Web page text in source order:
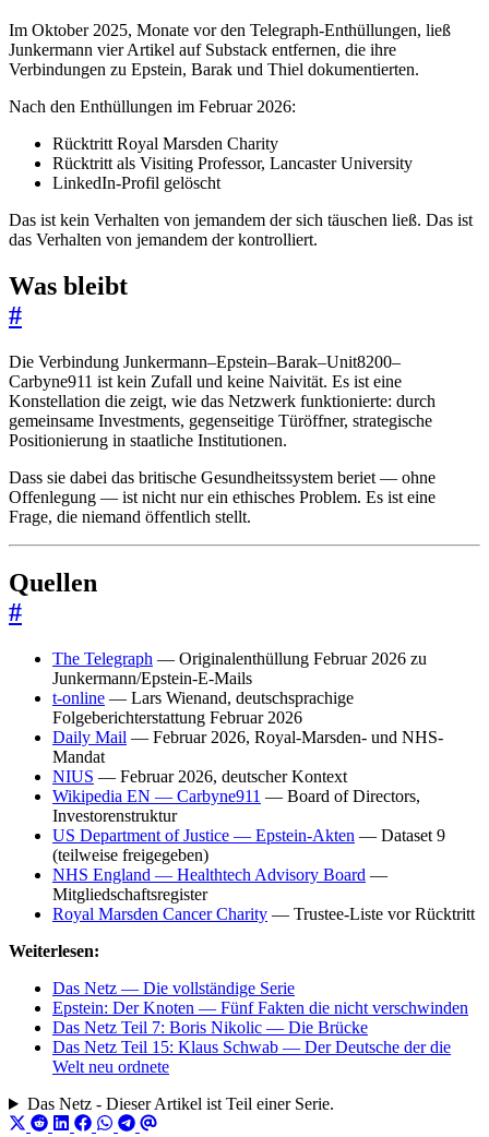
Im Oktober 2025, Monate vor den Telegraph-Enthüllungen, ließ
Junkermann vier Artikel auf Substack entfernen, die ihre
Verbindungen zu Epstein, Barak und Thiel dokumentierten.
Nach den Enthüllungen im Februar 2026:
Rücktritt Royal Marsden Charity
Rücktritt als Visiting Professor, Lancaster University
LinkedIn-Profil gelöscht
Das ist kein Verhalten von jemandem der sich täuschen ließ. Das ist
das Verhalten von jemandem der kontrolliert.
Was bleibt
#
Die Verbindung Junkermann–Epstein–Barak–Unit8200–
Carbyne911 ist kein Zufall und keine Naivität. Es ist eine
Konstellation die zeigt, wie das Netzwerk funktionierte: durch
gemeinsame Investments, gegenseitige Türöffner, strategische
Positionierung in staatliche Institutionen.
Dass sie dabei das britische Gesundheitssystem beriet — ohne
Offenlegung — ist nicht nur ein ethisches Problem. Es ist eine
Frage, die niemand öffentlich stellt.
Quellen
#
The Telegraph — Originalenthüllung Februar 2026 zu
Junkermann/Epstein-E-Mails
t-online — Lars Wienand, deutschsprachige
Folgeberichterstattung Februar 2026
Daily Mail — Februar 2026, Royal-Marsden- und NHS-
Mandat
NIUS — Februar 2026, deutscher Kontext
Wikipedia EN — Carbyne911 — Board of Directors,
Investorenstruktur
US Department of Justice — Epstein-Akten — Dataset 9
(teilweise freigegeben)
NHS England — Healthtech Advisory Board —
Mitgliedschaftsregister
Royal Marsden Cancer Charity — Trustee-Liste vor Rücktritt
Weiterlesen:
Das Netz — Die vollständige Serie
Epstein: Der Knoten — Fünf Fakten die nicht verschwinden
Das Netz Teil 7: Boris Nikolic — Die Brücke
Das Netz Teil 15: Klaus Schwab — Der Deutsche der die
Welt neu ordnete
Das Netz - Dieser Artikel ist Teil einer Serie.